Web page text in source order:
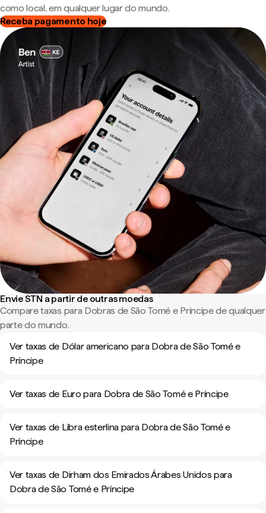
como local, em qualquer lugar do mundo.
Receba pagamento hoje
Envie STN a partir de outras moedas
Compare taxas para Dobras de São Tomé e Príncipe de qualquer
parte do mundo.
Ver taxas de Dólar americano para Dobra de São Tomé e
Príncipe
Ver taxas de Euro para Dobra de São Tomé e Príncipe
Ver taxas de Libra esterlina para Dobra de São Tomé e
Príncipe
Ver taxas de Dirham dos Emirados Árabes Unidos para
Dobra de São Tomé e Príncipe